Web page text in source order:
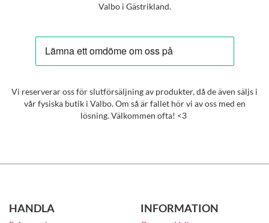
Valbo i Gästrikland.
Vi reserverar oss för slutförsäljning av produkter, då de även säljs i
vår fysiska butik i Valbo. Om så är fallet hör vi av oss med en
lösning. Välkommen ofta! <3
HANDLA INFORMATION